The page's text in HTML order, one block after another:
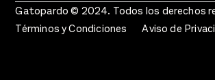
Gatopardo © 2024. Todos los derechos
Términos y Condiciones
Aviso de